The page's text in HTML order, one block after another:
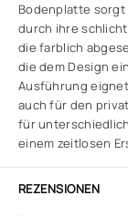
Bodenplatte
durch ihre
die farblich
die dem Design
Ausführung
auch für den
für
einem zeitlosen
REZENSIONEN